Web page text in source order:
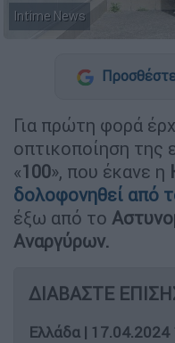
Intime News
Για πρώτη φορά
οπτικοποίηση της
«100», που έκανε η
δολοφονηθεί από
έξω από το
Αναργύρων.
ΔΙΑΒΑΣΤΕ
Ελλάδα | 17.04.2024